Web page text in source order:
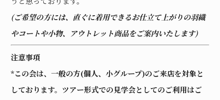
(ご希望の方には、直ぐに着用できるお仕立て上がりの羽織
やコートや小物、アウトレット商品をご案内いたします)
注意事項
*この会は、一般の方(個人、小グループ)のご来店を対象と
しております。ツアー形式での見学会としてのご利用はご